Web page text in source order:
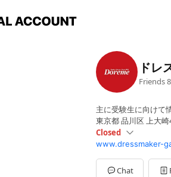
ドレ
Friends
主に受験生に向けて
東京都 品川区 上大崎
Closed
Mon10:00 - 16:00
SatClosed
www.dressmaker-
Chat